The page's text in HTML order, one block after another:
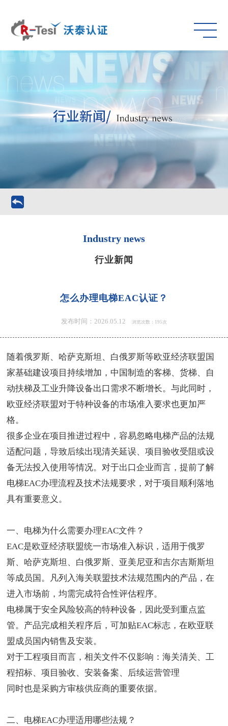
Industry news
行业新闻
怎么办理电梯EAC认证？
发布时间：2026.05.12 浏览次数：195次
随着俄罗斯、哈萨克斯坦、白俄罗斯等欧亚经济联盟国
家基础建设项目持续增加，中国制造的客梯、货梯、自
动扶梯及工业升降设备出口需求不断增长。与此同时，
欧亚经济联盟对于特种设备的市场准入要求也更加严
格。
很多企业在项目推进过程中，容易忽略电梯产品的法规
适配问题，导致后续出现清关延误、项目验收受阻或设
备无法投入使用等情况。对于出口企业而言，提前了解
电梯EAC办理流程及技术法规要求，对于项目顺利落地
具有重要意义。
一、 电梯为什么需要办理EAC文件？
EAC是欧亚经济联盟统一市场准入标识，适用于俄罗
斯、哈萨克斯坦、白俄罗斯、亚美尼亚和吉尔吉斯斯坦
等成员国。凡列入海关联盟技术法规范围内的产品，在
进入市场前，均需完成符合性评估程序。
电梯属于安全风险较高的特种设备，因此受到重点监
管。产品完成相关程序后，可加贴EAC标志，在欧亚联
盟成员国内销售及安装。
对于工程项目而言，相关文件不仅影响：海关清关、工
程招标、项目验收、安装备案、后续运营管理
同时也是采购方审核供应商的重要依据。
二、 电梯EAC办理适用哪些法规？